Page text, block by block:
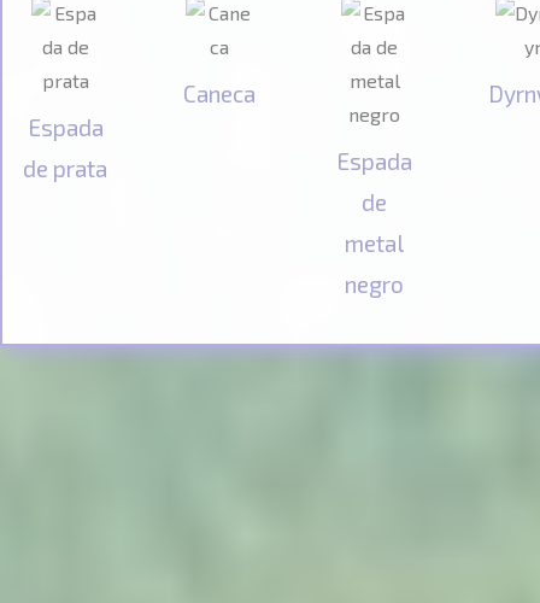
Espada
de prata
Caneca
Espada
de
metal
negro